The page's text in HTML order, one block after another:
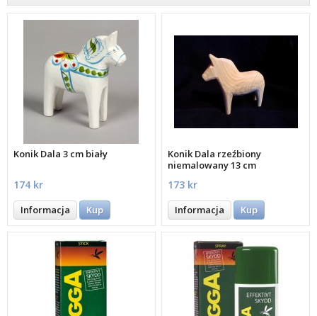
Konik Dala 3 cm biały
174 kr
Informacja Kup
Konik Dala rzeźbiony
niemalowany 13 cm
173 kr
Informacja Kup